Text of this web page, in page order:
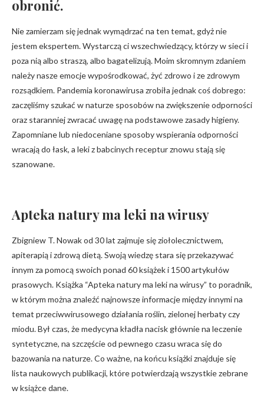
obronić.
Nie zamierzam się jednak wymądrzać na ten temat, gdyż nie
jestem ekspertem. Wystarczą ci wszechwiedzący, którzy w sieci i
poza nią albo straszą, albo bagatelizują. Moim skromnym zdaniem
należy nasze emocje wypośrodkować, żyć zdrowo i ze zdrowym
rozsądkiem. Pandemia koronawirusa zrobiła jednak coś dobrego:
zaczęliśmy szukać w naturze sposobów na zwiększenie odporności
oraz staranniej zwracać uwagę na podstawowe zasady higieny.
Zapomniane lub niedoceniane sposoby wspierania odporności
wracają do łask, a leki z babcinych receptur znowu stają się
szanowane.
Apteka natury ma leki na wirusy
Zbigniew T. Nowak od 30 lat zajmuje się ziołolecznictwem,
apiterapią i zdrową dietą. Swoją wiedzę stara się przekazywać
innym za pomocą swoich ponad 60 książek i 1500 artykułów
prasowych. Książka “Apteka natury ma leki na wirusy” to poradnik,
w którym można znaleźć najnowsze informacje między innymi na
temat przeciwwirusowego działania roślin, zielonej herbaty czy
miodu. Był czas, że medycyna kładła nacisk głównie na leczenie
syntetyczne, na szczęście od pewnego czasu wraca się do
bazowania na naturze. Co ważne, na końcu książki znajduje się
lista naukowych publikacji, które potwierdzają wszystkie zebrane
w książce dane.